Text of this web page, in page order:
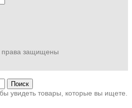
права защищены
Поиск
увидеть товары, которые вы ищете.